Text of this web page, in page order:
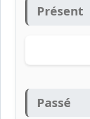
Présent
Passé